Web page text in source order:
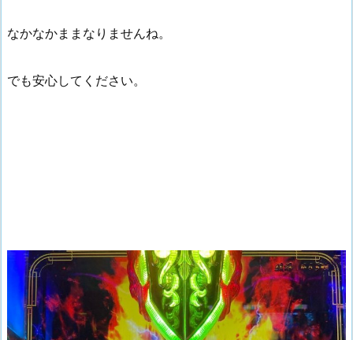
なかなかままなりませんね。
でも安心してください。